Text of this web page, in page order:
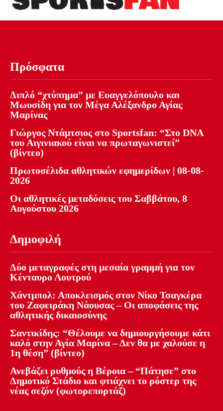
Πρόσφατα
Διπλό “χτύπημα” με Ευαγγελόπουλο και
Μωυσίδη για τον Μέγα Αλέξανδρο Αγίας
Μαρίνας
Γιώργος Ντάμτσιος στο Sportsfan: “Στο DNA
του Αιγινιακού είναι να πρωταγωνιστεί”
(βίντεο)
Πρωτοσέλιδα αθλητικών εφημερίδων | 08-08-
2026
Οι αθλητικές μεταδόσεις του Σαββάτου, 8
Αυγούστου 2026
Δημοφιλή
Δύο μεταγραφές στη μεσαία γραμμή για τον
Κένταυρο Λουτρού
Χάντμπολ: Αποκλεισμός στον Νίκο Τσαγκέρα
του Ζαφειράκη Νάουσας – Οι αποφάσεις της
αθλητικής δικαιοσύνης
Σαντικίδης: “Θέλουμε να δημιουργήσουμε κάτι
καλό στην Αγία Μαρίνα – Δεν θα με χαλούσε η
1η θέση” (βίντεο)
Ανεβάζει ρυθμούς η Βέροια – “Πάτησε” στο
Δημοτικό Στάδιο και φτιάχνει το ρόστερ της
νέας σεζόν (φωτορεπορτάζ)